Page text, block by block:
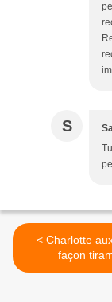
S
< Charlotte aux fraises
façon